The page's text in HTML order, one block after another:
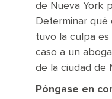
de Nueva York
Determinar qué
tuvo la culpa
caso a un
de la ciudad de
Póngase en